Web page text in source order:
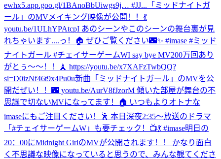
ewhx5.app.goo.gl/1BAnoBbUiwgs9j… #JJ... 「ミッドナイトガ
ール」のMVメイキング映像が公開！！💃
youtu.be/1ULhYPAtcpI あのシーンやこのシーンの舞台裏が見
れちゃいます....っ！🏠 ぜひご覧ください🌃✨ #imase #ミッド
ナイトガール #チェイサーゲームWI say bye MV200万回あり
がとぅ〜〜！！🗼 https://youtu.be/x7XAFzTwbQQ?
si=D0izNf46t9x4Pu0u新曲「ミッドナイトガール」のMVを公
開だぜい！！🌃 youtu.be/AurV8fJzorM 傾いた部屋が舞台の不
思議で切ないMVになってます！🏠 いつもよりオトナな
imaseにもご注目ください！🕺 本日深夜2:35〜放送のドラマ
「#チェイサーゲームW」も要チェック！📺💃 #imase明日の
20：00にMidnight GirlのMVが公開されます！！ かなり面白
く不思議な映像になっていると思うので、みんな観てくださ